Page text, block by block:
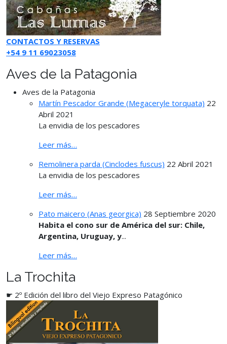
CONTACTOS Y RESERVAS
+54 9 11 69023058
Aves de la Patagonia
Aves de la Patagonia
Martín Pescador Grande (Megaceryle torquata) 22
Abril 2021
La envidia de los pescadores
Leer más…
Remolinera parda (Cinclodes fuscus) 22 Abril 2021
La envidia de los pescadores
Leer más…
Pato maicero (Anas georgica) 28 Septiembre 2020
Habita el cono sur de América del sur: Chile,
Argentina, Uruguay, y...
Leer más…
La Trochita
☛ 2º Edición del libro del Viejo Expreso Patagónico